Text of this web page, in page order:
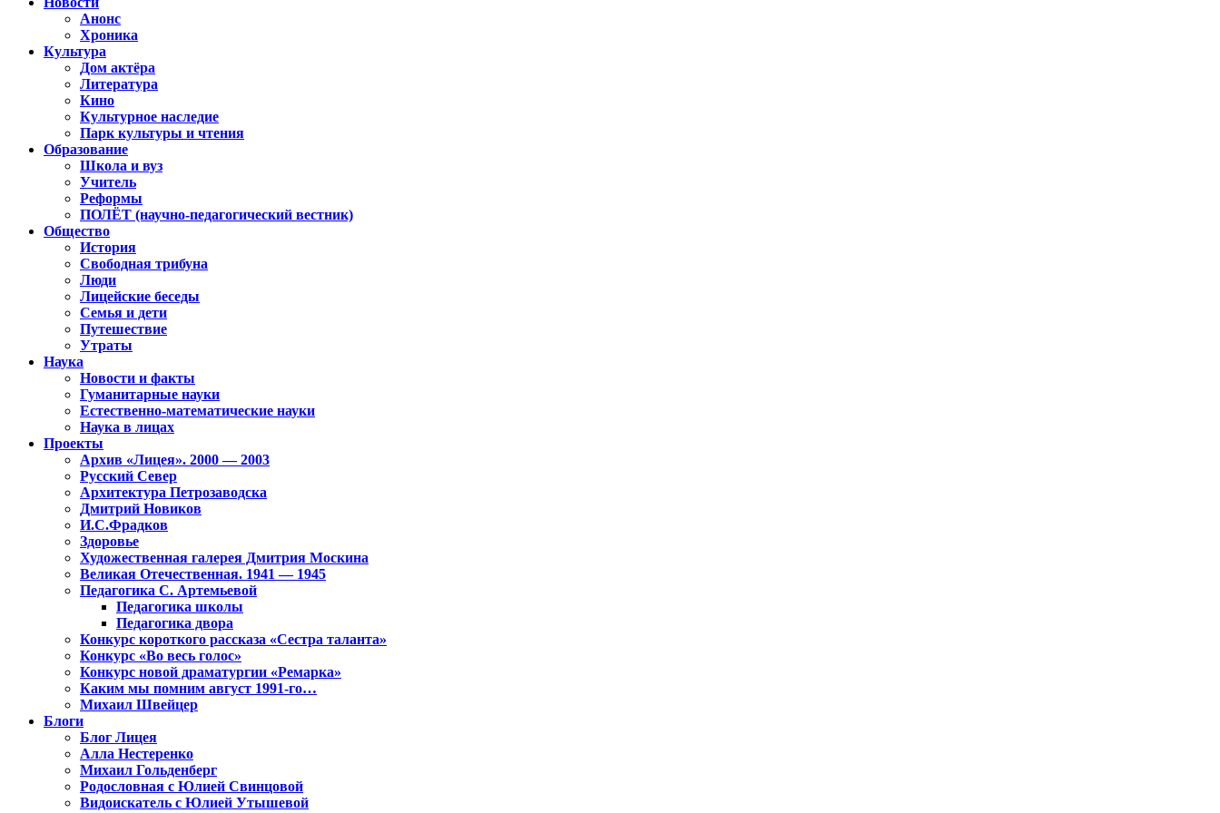
Анонс
Хроника
Культура
Дом актёра
Литература
Кино
Культурное наследие
Парк культуры и чтения
Образование
Школа и вуз
Учитель
Реформы
ПОЛЁТ (научно-педагогический вестник)
Общество
История
Свободная трибуна
Люди
Лицейские беседы
Семья и дети
Путешествие
Утраты
Наука
Новости и факты
Гуманитарные науки
Естественно-математические науки
Наука в лицах
Проекты
Архив «Лицея». 2000 — 2003
Русский Север
Архитектура Петрозаводска
Дмитрий Новиков
И.С.Фрадков
Здоровье
Художественная галерея Дмитрия Москина
Великая Отечественная. 1941 — 1945
Педагогика С. Артемьевой
Педагогика школы
Педагогика двора
Конкурс короткого рассказа «Сестра таланта»
Конкурс «Во весь голос»
Конкурс новой драматургии «Ремарка»
Каким мы помним август 1991-го…
Михаил Швейцер
Блоги
Блог Лицея
Алла Нестеренко
Михаил Гольденберг
Родословная с Юлией Свинцовой
Видоискатель с Юлией Утышевой